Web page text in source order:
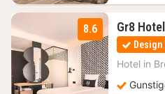
8.6 Gr8
Design
Hotel in